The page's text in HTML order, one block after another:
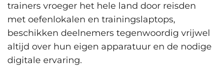
trainers vroeger het hele land door reisden
met oefenlokalen en trainingslaptops,
beschikken deelnemers tegenwoordig vrijwel
altijd over hun eigen apparatuur en de nodige
digitale ervaring.